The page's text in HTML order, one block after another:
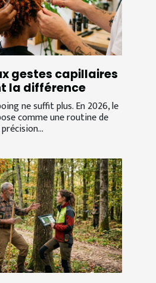
gestes capillaires
la différence
ne suffit plus. En 2026, le
comme une routine de
précision...